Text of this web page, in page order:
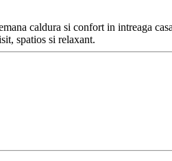
caldura si confort in intreaga
spatios si relaxant.